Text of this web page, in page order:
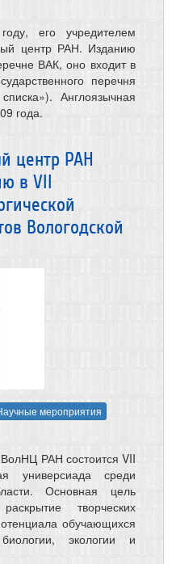
его учредителем
центр РАН. Изданию
ВАК, оно входит в
перечня
Англоязычная
года.
центр РАН
в VII
Вологодской
мероприятия
РАН состоится VII
универсиада среди
Основная цель
творческих
обучающихся
экологии и